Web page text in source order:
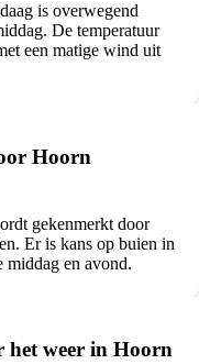
is overwegend
De temperatuur
een matige wind uit
Hoorn
gekenmerkt door
Er is kans op buien in
middag en avond.
het weer in Hoorn